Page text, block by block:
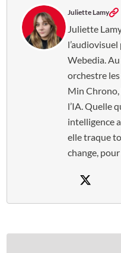
Juliette Lamy
Juliette
Webedia. Au
orchestre
Min Chrono,
l’IA. Quelle
intelligence
elle traque
change,